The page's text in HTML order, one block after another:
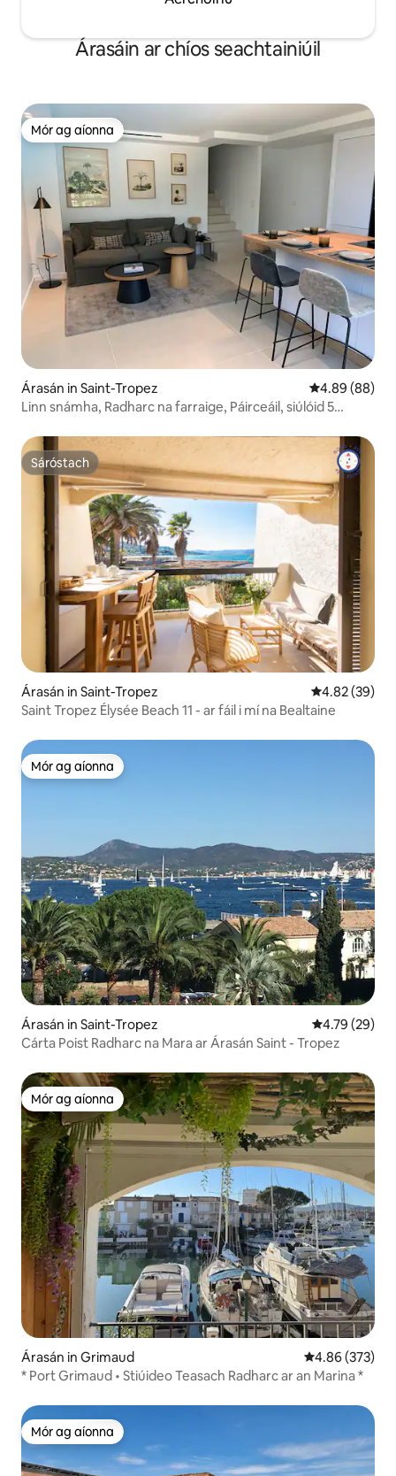
Árasáin ar chíos seachtainiúil
Mór ag aíonna
Mór ag aíonna
Árasán in Saint-Tropez Meánrátáil
4.89 (88)
Linn snámha, Radharc na farraige, Páirceáil, siúlóid 5
Sáróstach
Sáróstach
Árasán in Saint-Tropez Meánrátáil
4.82 (39)
Saint Tropez Élysée Beach 11 - ar fáil i mí na Bealtaine
Mór ag aíonna
Mór ag aíonna
Árasán in Saint-Tropez Meánrátáil
4.79 (29)
Cárta Poist Radharc na Mara ar Árasán Saint - Tropez
Mór ag aíonna
Mór ag aíonna
Árasán in Grimaud Meánrátáil
4.86 (373)
* Port Grimaud • Stiúideo Teasach Radharc ar an Marina *
Mór ag aíonna
Mór ag aíonna